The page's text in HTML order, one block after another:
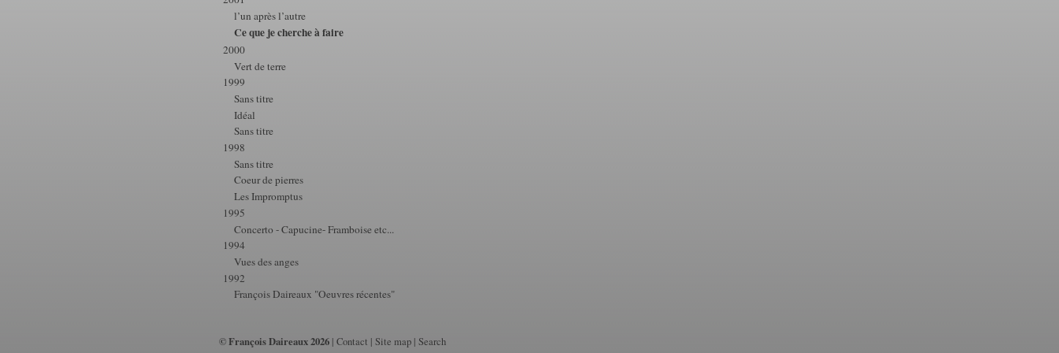
l’un après l’autre
Ce que je cherche à faire
2000
Vert de terre
1999
Sans titre
Idéal
Sans titre
1998
Sans titre
Coeur de pierres
Les Impromptus
1995
Concerto - Capucine- Framboise etc...
1994
Vues des anges
1992
François Daireaux "Oeuvres récentes"
© François Daireaux 2026 |Contact |Site map |Search